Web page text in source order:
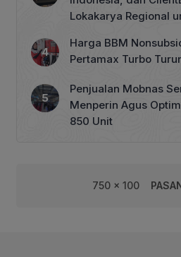
Lokakarya Regional
Harga BBM
Pertamax Turbo
Penjualan Mobnas
Menperin Agus
850 Unit
750 x 100